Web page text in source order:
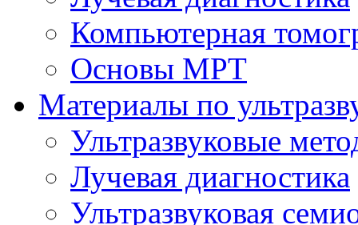
Компьютерная
Основы МРТ
Материалы по
Ультразвуковые
Лучевая диагностика
Ультразвуковая